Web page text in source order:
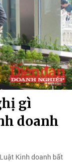
gì
doanh
Kinh doanh bất